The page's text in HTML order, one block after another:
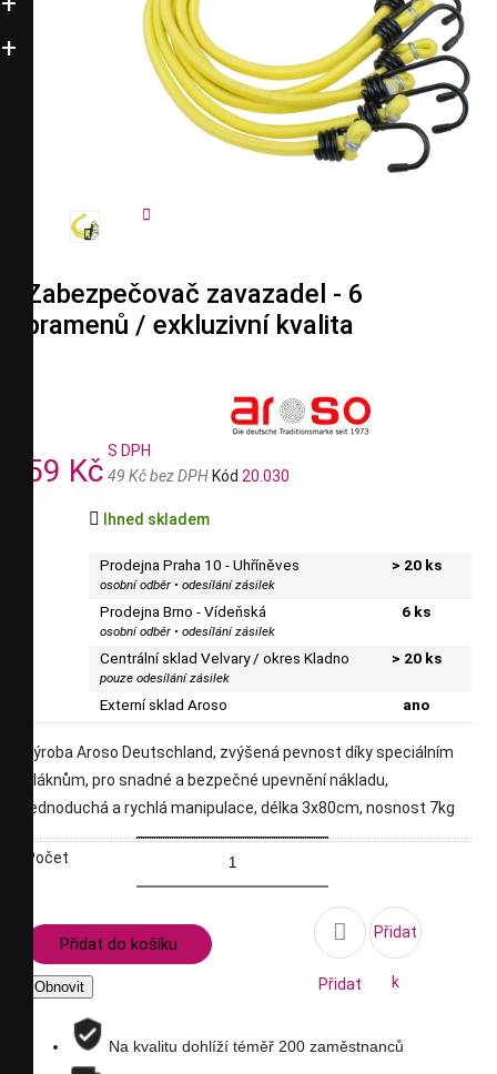


Zabezpečovač zavazadel - 6
pramenů / exkluzivní kvalita
59 Kč
S DPH
49 Kč bez DPH Kód 20.030
 Ihned skladem
Prodejna Praha 10 - Uhříněves
osobní odběr • odesílání zásilek
> 20 ks
Prodejna Brno - Vídeňská
osobní odběr • odesílání zásilek
6 ks
Centrální sklad Velvary / okres Kladno
pouze odesílání zásilek
> 20 ks
Externí sklad Aroso ano
výroba Aroso Deutschland, zvýšená pevnost díky speciálním
vláknům, pro snadné a bezpečné upevnění nákladu,
jednoduchá a rychlá manipulace, délka 3x80cm, nosnost 7kg
Počet
Přidat do košíku 
Přidat
Přidat
k
Na kvalitu dohlíží téměř 200 zaměstnanců